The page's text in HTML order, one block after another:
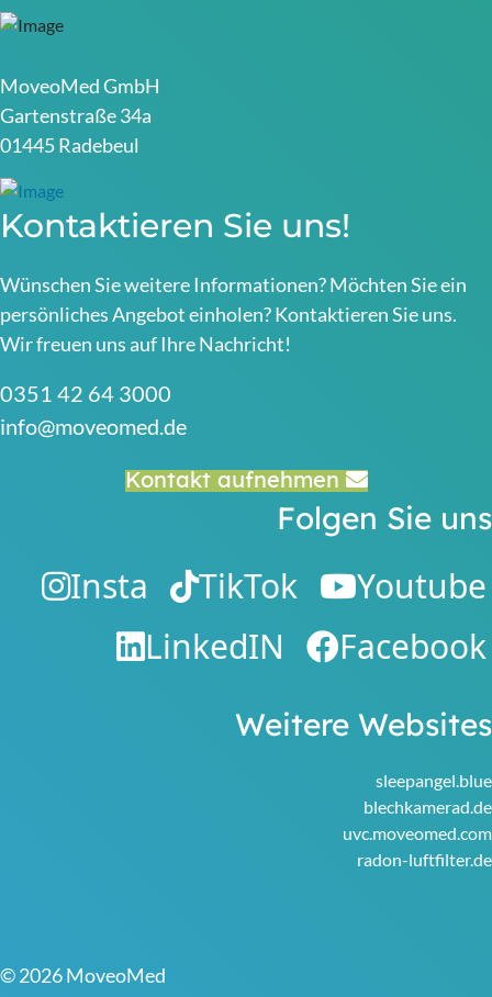
MoveoMed GmbH
Gartenstraße 34a
01445 Radebeul
Kontaktieren Sie uns!
Wünschen Sie weitere Informationen? Möchten Sie ein
persönliches Angebot einholen? Kontaktieren Sie uns.
Wir freuen uns auf Ihre Nachricht!
0351 42 64 3000
info@moveomed.de
Kontakt aufnehmen
Folgen Sie uns
Insta TikTok
Youtube
LinkedIN
Facebook
Weitere Websites
sleepangel.blue
blechkamerad.de
uvc.moveomed.com
radon-luftfilter.de
© 2026 MoveoMed